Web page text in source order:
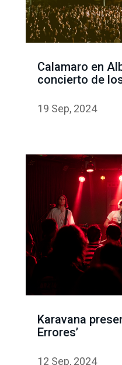
Calamaro en
concierto de
19 Sep, 2024
Karavana
Errores’
12 Sep, 2024